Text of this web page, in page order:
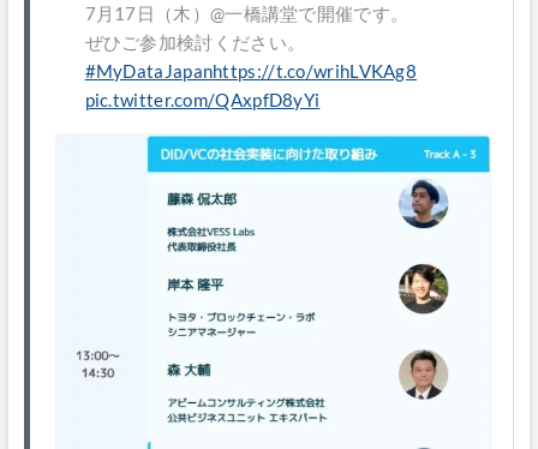
7月17日（木）@一橋講堂で開催です。
ぜひご参加検討ください。
#MyDataJapanhttps://t.co/wrihLVKAg8
pic.twitter.com/QAxpfD8yYi